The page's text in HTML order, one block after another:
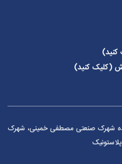
(کلیک کنید)
شهرک صنعتی مصطفی خمینی، شهرک